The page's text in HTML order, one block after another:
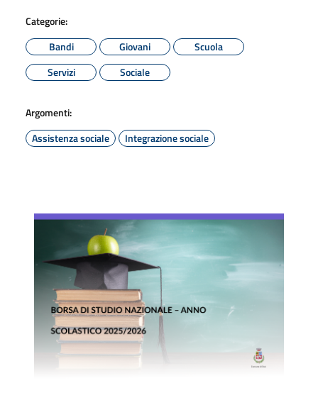
Categorie:
Bandi
Giovani
Scuola
Servizi
Sociale
Argomenti:
Assistenza sociale
Integrazione sociale